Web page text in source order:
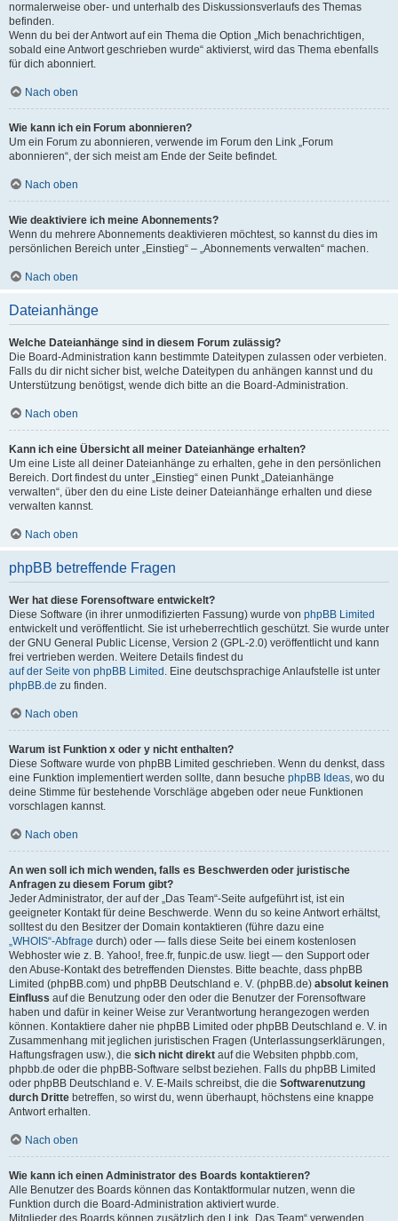
normalerweise ober- und unterhalb des Diskussionsverlaufs des Themas
befinden.
Wenn du bei der Antwort auf ein Thema die Option „Mich benachrichtigen,
sobald eine Antwort geschrieben wurde“ aktivierst, wird das Thema ebenfalls
für dich abonniert.
Nach oben
Wie kann ich ein Forum abonnieren?
Um ein Forum zu abonnieren, verwende im Forum den Link „Forum
abonnieren“, der sich meist am Ende der Seite befindet.
Nach oben
Wie deaktiviere ich meine Abonnements?
Wenn du mehrere Abonnements deaktivieren möchtest, so kannst du dies im
persönlichen Bereich unter „Einstieg“ – „Abonnements verwalten“ machen.
Nach oben
Dateianhänge
Welche Dateianhänge sind in diesem Forum zulässig?
Die Board-Administration kann bestimmte Dateitypen zulassen oder verbieten.
Falls du dir nicht sicher bist, welche Dateitypen du anhängen kannst und du
Unterstützung benötigst, wende dich bitte an die Board-Administration.
Nach oben
Kann ich eine Übersicht all meiner Dateianhänge erhalten?
Um eine Liste all deiner Dateianhänge zu erhalten, gehe in den persönlichen
Bereich. Dort findest du unter „Einstieg“ einen Punkt „Dateianhänge
verwalten“, über den du eine Liste deiner Dateianhänge erhalten und diese
verwalten kannst.
Nach oben
phpBB betreffende Fragen
Wer hat diese Forensoftware entwickelt?
Diese Software (in ihrer unmodifizierten Fassung) wurde von phpBB Limited
entwickelt und veröffentlicht. Sie ist urheberrechtlich geschützt. Sie wurde unter
der GNU General Public License, Version 2 (GPL-2.0) veröffentlicht und kann
frei vertrieben werden. Weitere Details findest du
auf der Seite von phpBB Limited . Eine deutschsprachige Anlaufstelle ist unter
phpBB.de zu finden.
Nach oben
Warum ist Funktion x oder y nicht enthalten?
Diese Software wurde von phpBB Limited geschrieben. Wenn du denkst, dass
eine Funktion implementiert werden sollte, dann besuche phpBB Ideas, wo du
deine Stimme für bestehende Vorschläge abgeben oder neue Funktionen
vorschlagen kannst.
Nach oben
An wen soll ich mich wenden, falls es Beschwerden oder juristische
Anfragen zu diesem Forum gibt?
Jeder Administrator, der auf der „Das Team“-Seite aufgeführt ist, ist ein
geeigneter Kontakt für deine Beschwerde. Wenn du so keine Antwort erhältst,
solltest du den Besitzer der Domain kontaktieren (führe dazu eine
„WHOIS“-Abfrage durch) oder — falls diese Seite bei einem kostenlosen
Webhoster wie z. B. Yahoo!, free.fr, funpic.de usw. liegt — den Support oder
den Abuse-Kontakt des betreffenden Dienstes. Bitte beachte, dass phpBB
Limited (phpBB.com) und phpBB Deutschland e. V. (phpBB.de) absolut keinen
Einfluss auf die Benutzung oder den oder die Benutzer der Forensoftware
haben und dafür in keiner Weise zur Verantwortung herangezogen werden
können. Kontaktiere daher nie phpBB Limited oder phpBB Deutschland e. V. in
Zusammenhang mit jeglichen juristischen Fragen (Unterlassungserklärungen,
Haftungsfragen usw.), die sich nicht direkt auf die Websiten phpbb.com,
phpbb.de oder die phpBB-Software selbst beziehen. Falls du phpBB Limited
oder phpBB Deutschland e. V. E-Mails schreibst, die die Softwarenutzung
durch Dritte betreffen, so wirst du, wenn überhaupt, höchstens eine knappe
Antwort erhalten.
Nach oben
Wie kann ich einen Administrator des Boards kontaktieren?
Alle Benutzer des Boards können das Kontaktformular nutzen, wenn die
Funktion durch die Board-Administration aktiviert wurde.
Mitglieder des Boards können zusätzlich den Link „Das Team“ verwenden.